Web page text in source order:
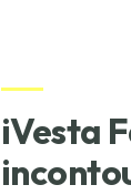
iVesta